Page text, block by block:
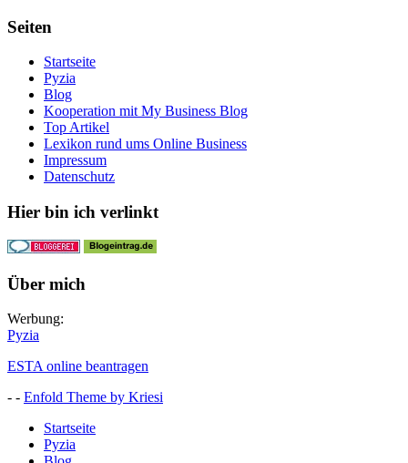
Seiten
Startseite
Pyzia
Blog
Kooperation mit My Business Blog
Top Artikel
Lexikon rund ums Online Business
Impressum
Datenschutz
Hier bin ich verlinkt
Über mich
Werbung:
Pyzia
ESTA online beantragen
- - Enfold Theme by Kriesi
Startseite
Pyzia